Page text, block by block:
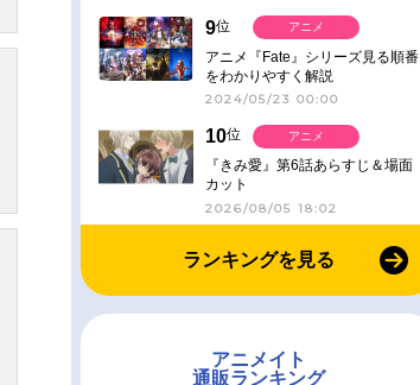
9位
アニメ『Fate』シリーズ見る順番
をわかりやすく解説
2024/05/23 00:00
アニメ
10位
『きみ愛』第6話あらすじ＆場面
カット
2026/08/05 18:02
アニメ
ランキングを見る
アニメイト
通販ランキング